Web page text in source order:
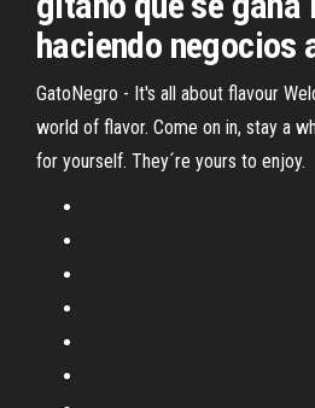
haciendo negocios
GatoNegro - It's all about flavour
world of flavor. Come on in, stay a
for yourself. They´re yours to enjoy.